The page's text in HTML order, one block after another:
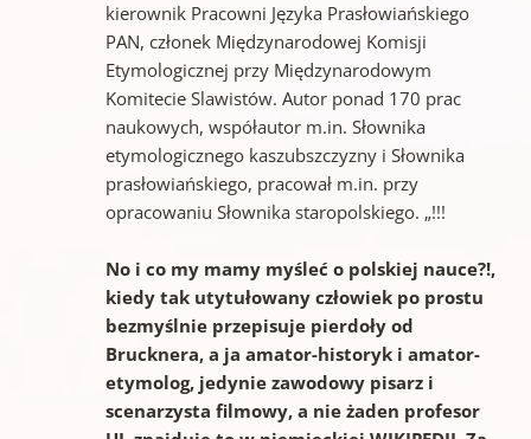
kierownik Pracowni Języka Prasłowiańskiego
PAN, członek Międzynarodowej Komisji
Etymologicznej przy Międzynarodowym
Komitecie Slawistów. Autor ponad 170 prac
naukowych, współautor m.in. Słownika
etymologicznego kaszubszczyzny i Słownika
prasłowiańskiego, pracował m.in. przy
opracowaniu Słownika staropolskiego. „!!!
No i co my mamy myśleć o polskiej nauce?!,
kiedy tak utytułowany człowiek po prostu
bezmyślnie przepisuje pierdoły od
Brucknera, a ja amator-historyk i amator-
etymolog, jedynie zawodowy pisarz i
scenarzysta filmowy, a nie żaden profesor